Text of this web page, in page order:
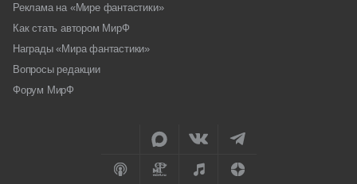
Реклама на «Мире фантастики»
Как стать автором МирФ
Награды «Мира фантастики»
Вопросы редакции
Форум МирФ